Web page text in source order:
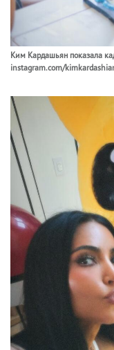
Ким Кардашьян показала
instagram.com/